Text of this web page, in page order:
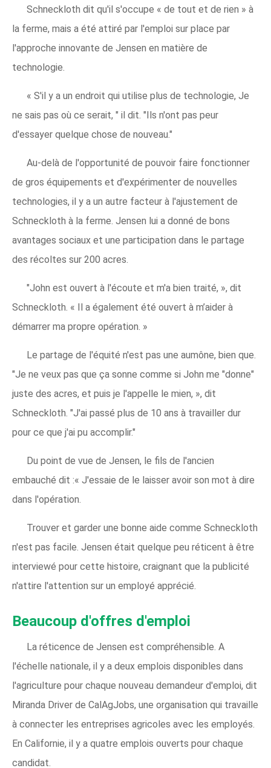
Schneckloth dit qu'il s'occupe « de tout et de rien » à
la ferme, mais a été attiré par l'emploi sur place par
l'approche innovante de Jensen en matière de
technologie.
« S'il y a un endroit qui utilise plus de technologie, Je
ne sais pas où ce serait, " il dit. "Ils n'ont pas peur
d'essayer quelque chose de nouveau."
Au-delà de l'opportunité de pouvoir faire fonctionner
de gros équipements et d'expérimenter de nouvelles
technologies, il y a un autre facteur à l'ajustement de
Schneckloth à la ferme. Jensen lui a donné de bons
avantages sociaux et une participation dans le partage
des récoltes sur 200 acres.
"John est ouvert à l'écoute et m'a bien traité, », dit
Schneckloth. « Il a également été ouvert à m’aider à
démarrer ma propre opération. »
Le partage de l'équité n'est pas une aumône, bien que.
"Je ne veux pas que ça sonne comme si John me "donne"
juste des acres, et puis je l'appelle le mien, », dit
Schneckloth. "J'ai passé plus de 10 ans à travailler dur
pour ce que j'ai pu accomplir."
Du point de vue de Jensen, le fils de l'ancien
embauché dit :« J'essaie de le laisser avoir son mot à dire
dans l'opération.
Trouver et garder une bonne aide comme Schneckloth
n'est pas facile. Jensen était quelque peu réticent à être
interviewé pour cette histoire, craignant que la publicité
n'attire l'attention sur un employé apprécié.
Beaucoup d'offres d'emploi
La réticence de Jensen est compréhensible. A
l'échelle nationale, il y a deux emplois disponibles dans
l'agriculture pour chaque nouveau demandeur d'emploi, dit
Miranda Driver de CalAgJobs, une organisation qui travaille
à connecter les entreprises agricoles avec les employés.
En Californie, il y a quatre emplois ouverts pour chaque
candidat.